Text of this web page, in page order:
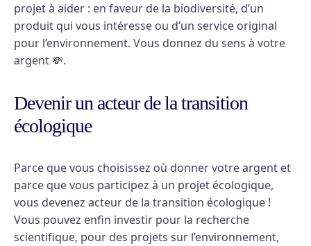
projet à aider : en faveur de la biodiversité, d’un
produit qui vous intéresse ou d’un service original
pour l’environnement. Vous donnez du sens à votre
argent 💸.
Devenir un acteur de la transition
écologique
Parce que vous choisissez où donner votre argent et
parce que vous participez à un projet écologique,
vous devenez acteur de la transition écologique !
Vous pouvez enfin investir pour la recherche
scientifique, pour des projets sur l’environnement,